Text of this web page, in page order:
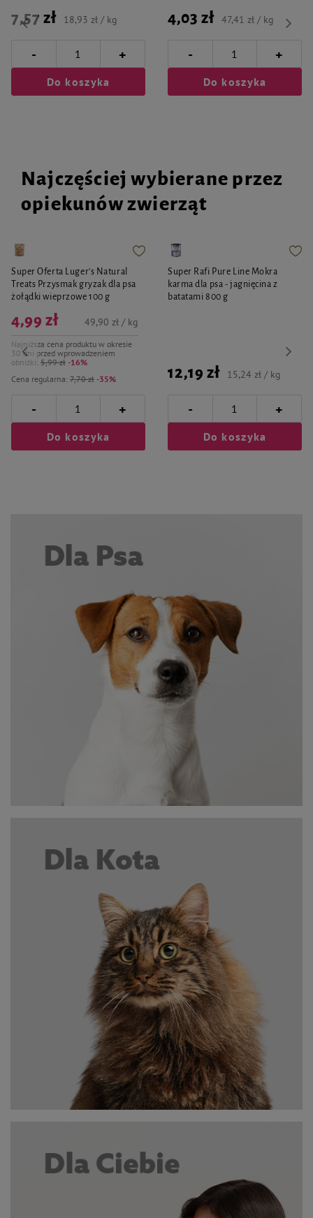
7,57 zł 18,93 zł / kg
- +
Do koszyka
4,03 zł 47,41 zł / kg
- +
Do koszyka
Najczęściej wybierane przez
opiekunów zwierząt
Super Oferta Luger's Natural
Treats Przysmak gryzak dla psa
żołądki wieprzowe 100 g
Cena regularna: 7,70 zł -35%
4,99 zł
Najniższa cena produktu w okresie
30 dni przed wprowadzeniem
obniżki: 5,99 zł -16%
49,90 zł / kg
- +
Do koszyka
Super Rafi Pure Line Mokra
karma dla psa - jagnięcina z
batatami 800 g
12,19 zł 15,24 zł / kg
- +
Do koszyka